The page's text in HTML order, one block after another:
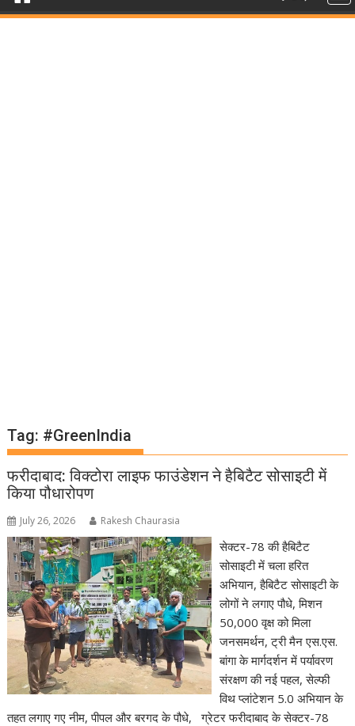
Tag: #GreenIndia
फरीदाबाद: विक्टोरा लाइफ फाउंडेशन ने हैबिटैट सोसाइटी में
किया पौधारोपण
July 26, 2026 Rakesh Chaurasia
सेक्टर-78 की हैबिटैट
सोसाइटी में चला हरित
अभियान, हैबिटैट सोसाइटी के
लोगों ने लगाए पौधे, मिशन
50,000 वृक्ष को मिला
जनसमर्थन, ट्री मैन एस.एस.
बांगा के मार्गदर्शन में पर्यावरण
संरक्षण की नई पहल, सेल्फी
विथ प्लांटेशन 5.0 अभियान के
तहत लगाए गए नीम, पीपल और बरगद के पौधे, ग्रेटर फरीदाबाद के सेक्टर-78